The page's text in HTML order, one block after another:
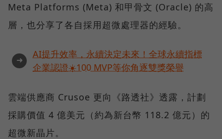
Meta Platforms (Meta) 和甲骨文 (Oracle) 的高
層，也分享了各自採用超微處理器的經驗。
➜
AI提升效率，永續決定未來！全球永續指標
企業認證☀️100 MVP等你角逐雙獎榮譽
雲端供應商 Crusoe 更向《路透社》透露，計劃
採購價值 4 億美元（約為新台幣 118.2 億元）的
超微新晶片。